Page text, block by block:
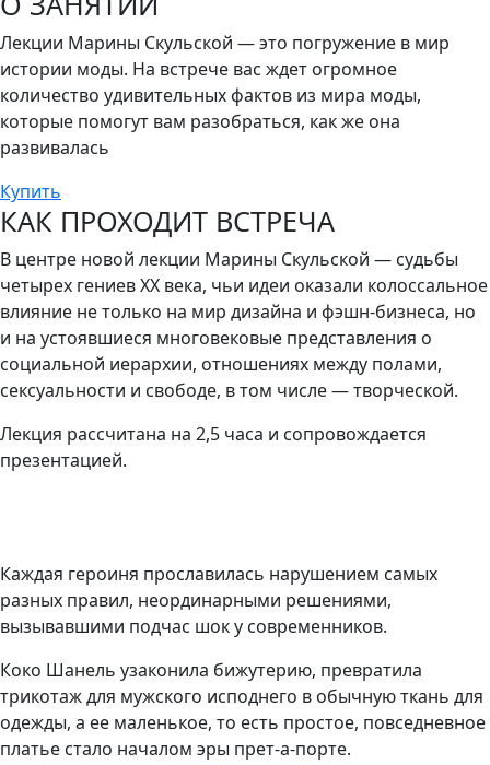
Лекции Марины Скульской — это погружение в мир
истории моды. На встрече вас ждет огромное
количество удивительных фактов из мира моды,
которые помогут вам разобраться, как же она
развивалась
Купить
КАК ПРОХОДИТ ВСТРЕЧА
В центре новой лекции Марины Скульской — судьбы
четырех гениев ХХ века, чьи идеи оказали колоссальное
влияние не только на мир дизайна и фэшн-бизнеса, но
и на устоявшиеся многовековые представления о
социальной иерархии, отношениях между полами,
сексуальности и свободе, в том числе — творческой.
Лекция рассчитана на 2,5 часа и сопровождается
презентацией.
Каждая героиня прославилась нарушением самых
разных правил, неординарными решениями,
вызывавшими подчас шок у современников.
Коко Шанель узаконила бижутерию, превратила
трикотаж для мужского исподнего в обычную ткань для
одежды, а ее маленькое, то есть простое, повседневное
платье стало началом эры прет-а-порте.